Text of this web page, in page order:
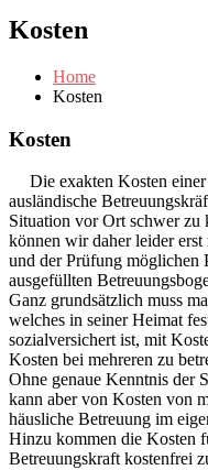
Kosten
Home
Kosten
Kosten
Die exakten Kosten
ausländische
Situation vor Ort schwer zu
können wir daher leider erst
und der Prüfung möglichen
ausgefüllten
Ganz grundsätzlich muss
welches in seiner Heimat
sozialversichert ist, mit
Kosten bei mehreren zu
Ohne genaue Kenntnis der
kann aber von Kosten von
häusliche Betreuung im
Hinzu kommen die Kosten
Betreuungskraft kostenfrei